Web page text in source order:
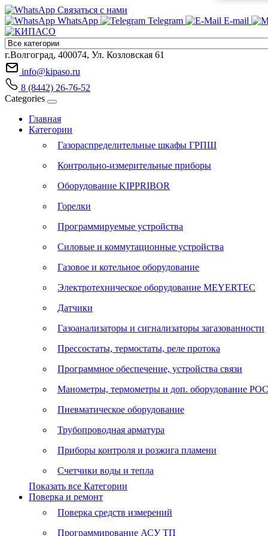
Связаться с нами
WhatsApp
Telegram E-mail
г.Волгоград, 400074, Ул. Козловская 61
info@kipaso.ru
8 (8442) 26-76-52
Categories
Главная
Категории
Газораспределительные шкафы ГРПШ
Контрольно-измерительные приборы
Оборудование KIPPRIBOR
Горелки
Программируемые устройства
Силовые и коммутационные устройства
Газовое и котельное оборудование
Электротехническое оборудование MEYERTEC
Датчики
Газоанализаторы и сигнализаторы загазованности
Прессостаты, термостаты, реле протока
Программное обеспечение, устройства связи
Манометры, термометры и доп. оборудование
Пневматическое оборудование
Трубопроводная арматура
Приборы контроля и розжига пламени
Счетчики воды и тепла
Показать все Категории
Поверка и ремонт
Поверка средств измерений
Программирование АСУ ТП